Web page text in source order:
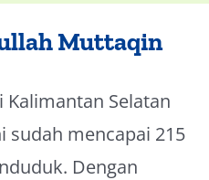
Muttaqin
Kalimantan Selatan
sudah mencapai 215
Dengan